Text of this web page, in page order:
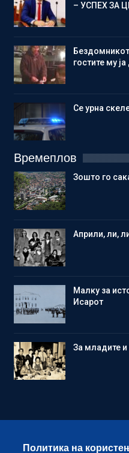
– УСПЕХ ЗА
гостите му
Се урна
Времеплов
Зошто го
Aприли, ли,
Малку за
Исарот
Зa младите
Политика на